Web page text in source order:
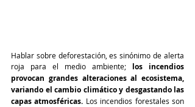
Hablar sobre deforestación, es sinónimo de alerta
roja para el medio ambiente; los incendios
provocan grandes alteraciones al ecosistema,
variando el cambio climático y desgastando las
capas atmosféricas. Los incendios forestales son